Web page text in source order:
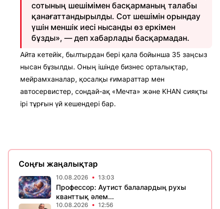
сотының шешімімен басқарманың талабы
қанағаттандырылды. Сот шешімін орындау
үшін меншік иесі нысанды өз еркімен
бұзды», — деп хабарлады басқармадан.
Айта кетейік, былтырдан бері қала бойынша 35 заңсыз
нысан бұзылды. Оның ішінде бизнес орталықтар,
мейрамханалар, қосалқы ғимараттар мен
автосервистер, сондай-ақ «Мечта» және KHAN сияқты
ірі тұрғын үй кешендері бар.
Соңғы жаңалықтар
10.08.2026 13:03
Профессор: Аутист балалардың рухы
кванттық әлем...
10.08.2026 12:56